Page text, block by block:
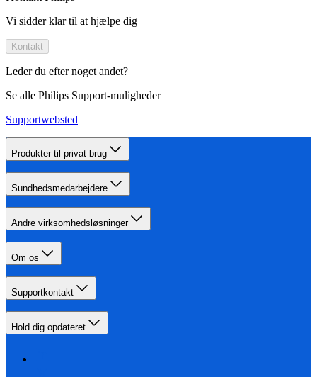
Vi sidder klar til at hjælpe dig
Kontakt
Leder du efter noget andet?
Se alle Philips Support-muligheder
Supportwebsted
Produkter til privat brug
Sundhedsmedarbejdere
Andre virksomhedsløsninger
Om os
Supportkontakt
Hold dig opdateret